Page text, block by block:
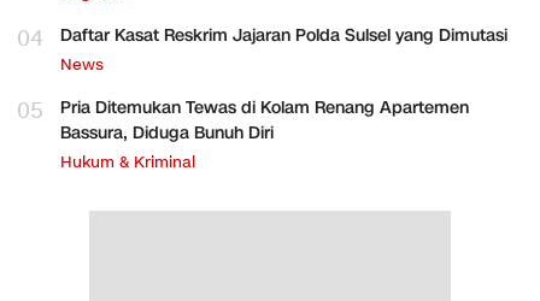
04 Daftar Kasat Reskrim Jajaran Polda Sulsel yang Dimutasi
News
05
Pria Ditemukan Tewas di Kolam Renang Apartemen
Bassura, Diduga Bunuh Diri
Hukum & Kriminal